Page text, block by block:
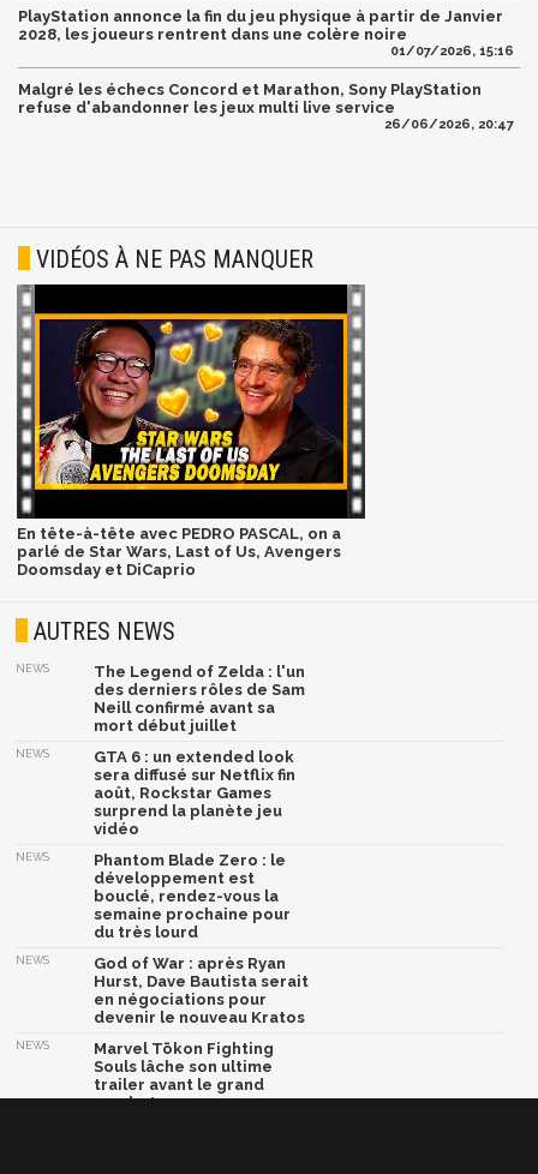
PlayStation annonce la fin du jeu physique à partir de Janvier
2028, les joueurs rentrent dans une colère noire
01/07/2026, 15:16
Malgré les échecs Concord et Marathon, Sony PlayStation
refuse d'abandonner les jeux multi live service
26/06/2026, 20:47
VIDÉOS À NE PAS MANQUER
En tête-à-tête avec PEDRO PASCAL, on a
parlé de Star Wars, Last of Us, Avengers
Doomsday et DiCaprio
AUTRES NEWS
NEWS
The Legend of Zelda : l'un
des derniers rôles de Sam
Neill confirmé avant sa
mort début juillet
NEWS
GTA 6 : un extended look
sera diffusé sur Netflix fin
août, Rockstar Games
surprend la planète jeu
vidéo
NEWS
Phantom Blade Zero : le
développement est
bouclé, rendez-vous la
semaine prochaine pour
du très lourd
NEWS
God of War : après Ryan
Hurst, Dave Bautista serait
en négociations pour
devenir le nouveau Kratos
NEWS
Marvel Tōkon Fighting
Souls lâche son ultime
trailer avant le grand
combat